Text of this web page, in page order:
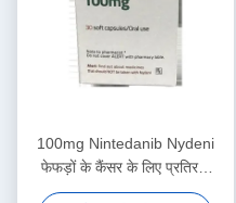
100mg Nintedanib Nydeni
फेफड़ों के कैंसर के लिए प्रतिरक्षा
चिकित्सा दवाएं